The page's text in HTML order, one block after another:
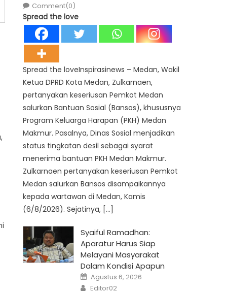
Comment(0)
Spread the love
Spread the loveInspirasinews – Medan, Wakil
Ketua DPRD Kota Medan, Zulkarnaen,
pertanyakan keseriusan Pemkot Medan
salurkan Bantuan Sosial (Bansos), khususnya
Program Keluarga Harapan (PKH) Medan
Makmur. Pasalnya, Dinas Sosial menjadikan
status tingkatan desil sebagai syarat
menerima bantuan PKH Medan Makmur.
Zulkarnaen pertanyakan keseriusan Pemkot
Medan salurkan Bansos disampaikannya
kepada wartawan di Medan, Kamis
(6/8/2026). Sejatinya, […]
Syaiful Ramadhan:
Aparatur Harus Siap
Melayani Masyarakat
Dalam Kondisi Apapun
Posted
on
Agustus 6, 2026
Author
Editor02